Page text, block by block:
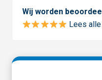
Wij worden
Lees